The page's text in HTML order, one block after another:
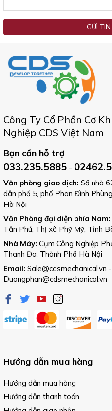
GỬI
Công Ty Cổ Phần Cơ
Nghiệp CDS Việt Nam
Bạn cần hỗ trợ
033.235.5885 -
Văn phòng giao dịch: Số nhà
dân phố 5, phố Phan Đình
Hà Nội
Văn Phòng đại diện phía Nam:
Tân Phú, Thị xã Phỹ Mỹ, Tỉnh
Nhà Máy: Cụm Công Nghiệp
Thanh Đa, Thành Phố Hà Nội
Email: Sale@cdsmechanical.vn -
Duongphan@cdsmechanical.vn
Hướng dẫn mua hàng
Hướng dẫn mua hàng
Hướng dẫn thanh toán